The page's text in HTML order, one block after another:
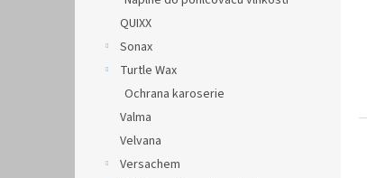
QUIXX
Sonax
Turtle Wax
Ochrana karoserie
Valma
Velvana
Versachem